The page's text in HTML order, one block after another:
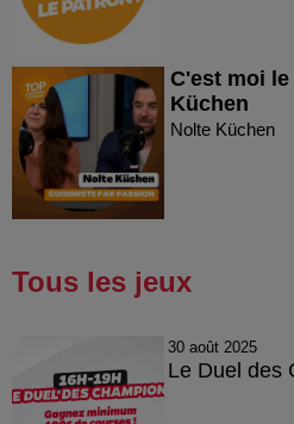
C'est moi
Küchen
Nolte Küchen
Tous les jeux
30 août 2025
Le Duel des